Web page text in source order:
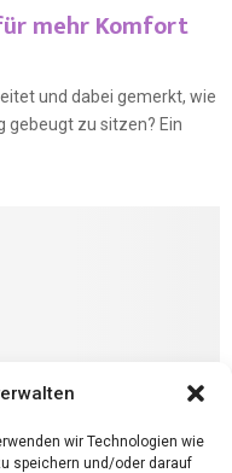
wir Technologien wie
speichern und/oder darauf
mehr Komfort
und dabei gemerkt, wie
gebeugt zu sitzen? Ein